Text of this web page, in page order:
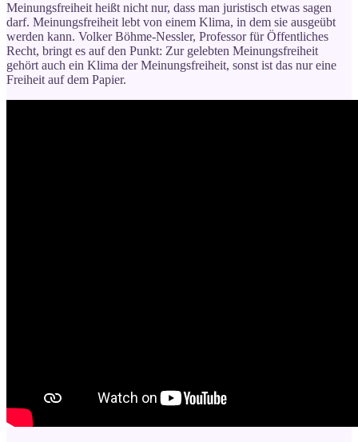
Meinungsfreiheit heißt nicht nur, dass man juristisch etwas sagen
darf. Meinungsfreiheit lebt von einem Klima, in dem sie ausgeübt
werden kann. Volker Böhme-Nessler, Professor für Öffentliches
Recht, bringt es auf den Punkt: Zur gelebten Meinungsfreiheit
gehört auch ein Klima der Meinungsfreiheit, sonst ist das nur eine
Freiheit auf dem Papier.